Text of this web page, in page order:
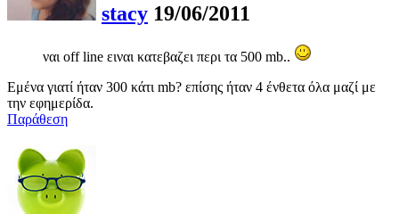
stacy 19/06/2011
ναι off line ειναι κατεβαζει περι τα 500 mb..
Εμένα γιατί ήταν 300 κάτι mb? επίσης ήταν 4 ένθετα όλα μαζί με
την εφημερίδα.
Παράθεση